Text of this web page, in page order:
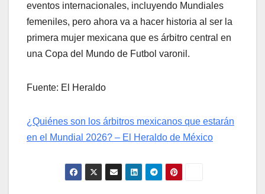
eventos internacionales, incluyendo Mundiales
femeniles, pero ahora va a hacer historia al ser la
primera mujer mexicana que es árbitro central en
una Copa del Mundo de Futbol varonil.
Fuente: El Heraldo
¿Quiénes son los árbitros mexicanos que estarán
en el Mundial 2026? – El Heraldo de México